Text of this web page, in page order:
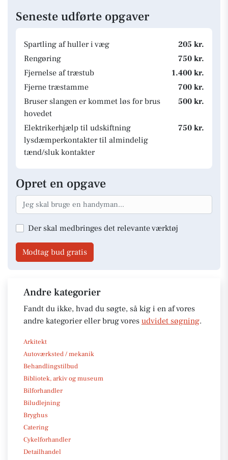
Seneste udførte opgaver
Spartling af huller i væg
205 kr.
Rengøring
750 kr.
Fjernelse af træstub
1.400 kr.
Fjerne træstamme
700 kr.
Bruser slangen er kommet løs for brus
hovedet
500 kr.
Elektrikerhjælp til udskiftning
lysdæmperkontakter til almindelig
tænd/sluk kontakter
750 kr.
Opret en opgave
Der skal medbringes det relevante værktøj
Modtag bud gratis
Andre kategorier
Fandt du ikke, hvad du søgte, så kig i en af vores
andre kategorier eller brug vores udvidet søgning.
Arkitekt
Autoværksted / mekanik
Behandlingstilbud
Bibliotek, arkiv og museum
Bilforhandler
Biludlejning
Bryghus
Catering
Cykelforhandler
Detailhandel